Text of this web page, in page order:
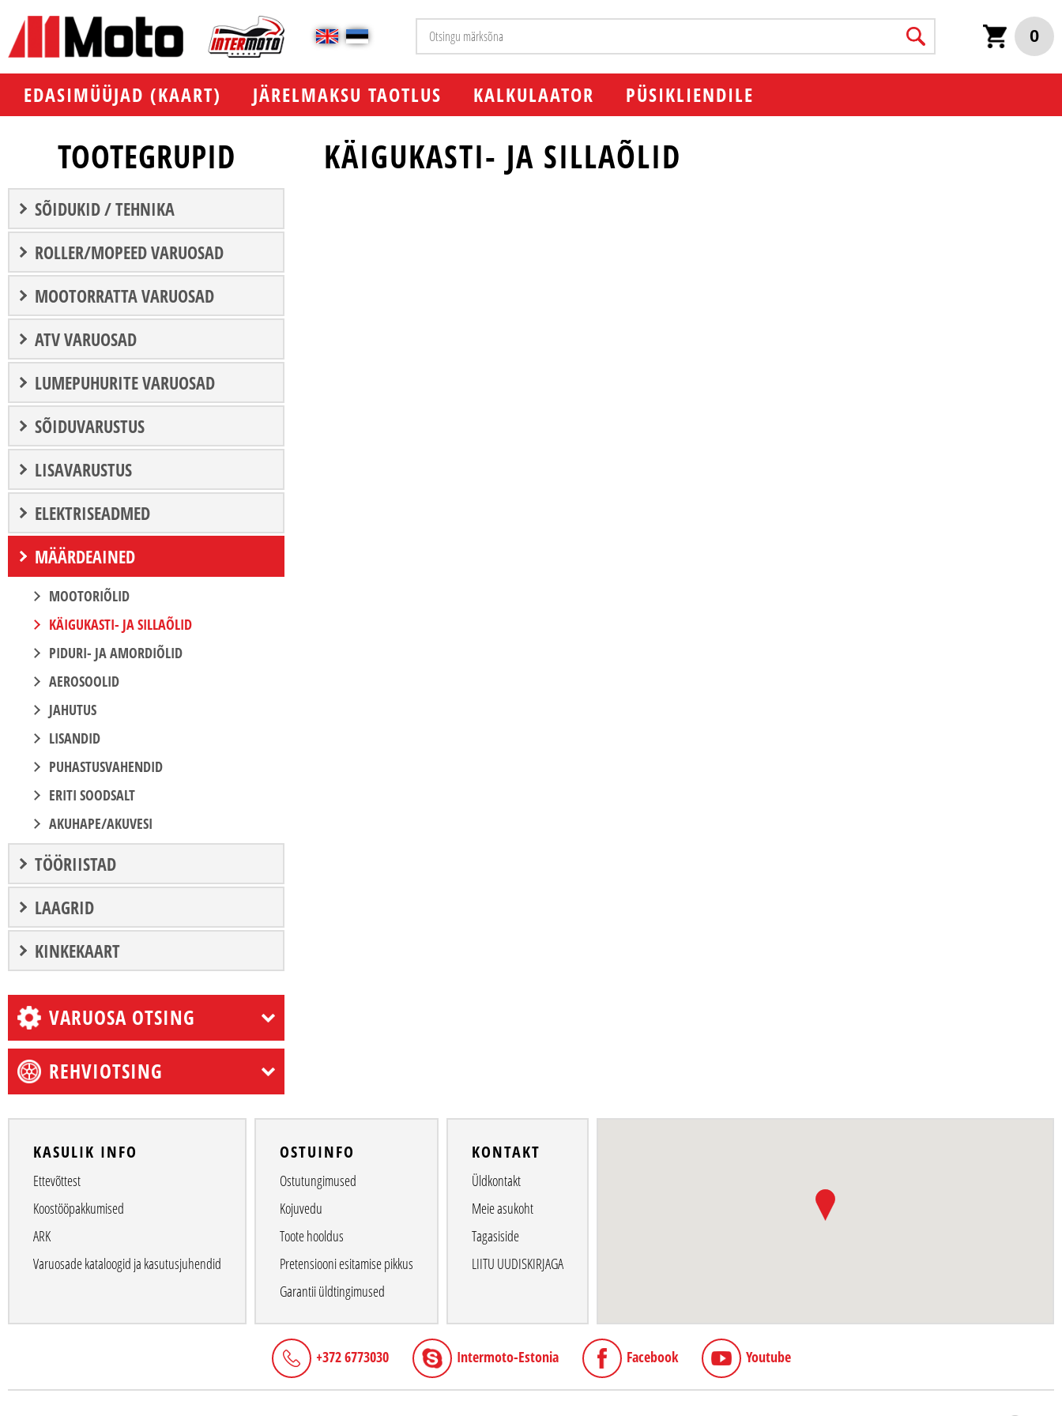
0
EDASIMÜÜJAD (KAART) JÄRELMAKSU TAOTLUS KALKULAATOR PÜSIKLIENDILE
TOOTEGRUPID
SÕIDUKID / TEHNIKA
ROLLER/MOPEED VARUOSAD
MOOTORRATTA VARUOSAD
ATV VARUOSAD
LUMEPUHURITE VARUOSAD
SÕIDUVARUSTUS
LISAVARUSTUS
ELEKTRISEADMED
MÄÄRDEAINED
MOOTORIÕLID
KÄIGUKASTI- JA SILLAÕLID
PIDURI- JA AMORDIÕLID
AEROSOOLID
JAHUTUS
LISANDID
PUHASTUSVAHENDID
ERITI SOODSALT
AKUHAPE/AKUVESI
TÖÖRIISTAD
LAAGRID
KINKEKAART
VARUOSA OTSING
REHVIOTSING
KÄIGUKASTI- JA SILLAÕLID
KASULIK INFO
Ettevõttest
Koostööpakkumised
ARK
Varuosade kataloogid ja kasutusjuhendid
OSTUINFO
Ostutungimused
Kojuvedu
Toote hooldus
Pretensiooni esitamise pikkus
Garantii üldtingimused
KONTAKT
Üldkontakt
Meie asukoht
Tagasiside
LIITU UUDISKIRJAGA
+372 6773030 Intermoto-Estonia Facebook Youtube